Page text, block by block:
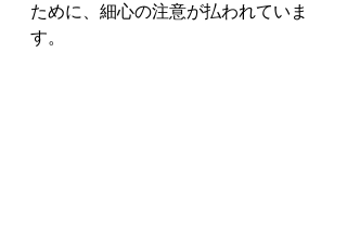
ために、細心の注意が払われていま
す。